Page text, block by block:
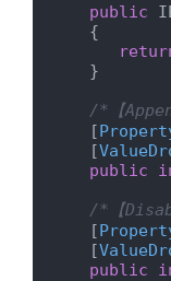
public
    {
    }
/*【
    [
    [
public
/*【
    [
    [
public